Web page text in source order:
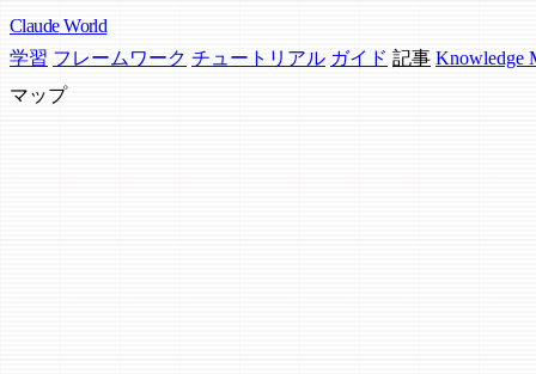
Claude World
学習 フレームワーク チュートリアル ガイド 記事 Knowledge
マップ